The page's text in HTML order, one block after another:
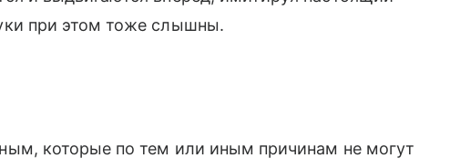
при этом тоже слышны.
которые по тем или иным причинам не могут